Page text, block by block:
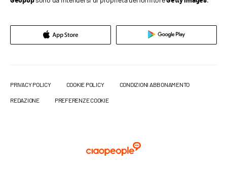
PRIVACY POLICY COOKIE POLICY CONDIZIONI ABBONAMENTO
REDAZIONE PREFERENZE COOKIE